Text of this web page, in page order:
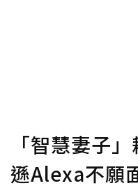
「智慧妻子
遜Alexa不願